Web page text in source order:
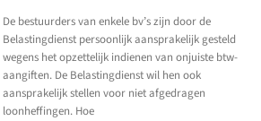
De bestuurders van enkele bv’s zijn door de
Belastingdienst persoonlijk aansprakelijk gesteld
wegens het opzettelijk indienen van onjuiste btw-
aangiften. De Belastingdienst wil hen ook
aansprakelijk stellen voor niet afgedragen
loonheffingen. Hoe